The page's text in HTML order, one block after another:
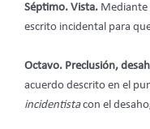
Séptimo. Vista. Mediante
escrito incidental para
Octavo. Preclusión,
acuerdo descrito en el
incidentistacon el